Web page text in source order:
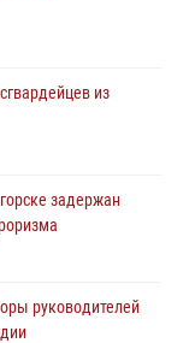
Управления
ДОЛ «Орленок»
план «Квартал»
среди
молебне в рамках
из
задержан
руководителей